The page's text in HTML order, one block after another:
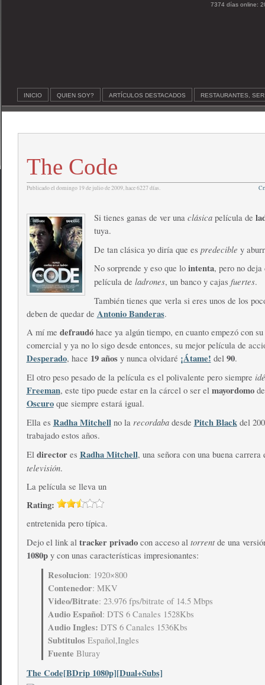
7374 días online:
INICIO QUIEN SOY? ARTÍCULOS DESTACADOS RESTAURANTES,
The Code
Publicado el domingo 19 de julio de 2009, hace 6227 días.
Si tienes ganas de ver una clásica película de
tuya.
De tan clásica yo diría que es predecible y
No sorprende y eso que lo intenta, pero no deja
película de ladrones, un banco y cajas fuertes.
También tienes que verla si eres unos de los
deben de quedar de Antonio Banderas.
A mí me defraudó hace ya algún tiempo, en cuanto empezó con
comercial y ya no lo sigo desde entonces, su mejor película de
Desperado, hace 19 añosy nunca olvidaré ¡Átame! del 90.
El otro peso pesado de la película es el polivalente pero siempre
Freeman, este tipo puede estar en la cárcel o ser el mayordomo
Oscuroque siempre estará igual.
Ella es Radha Mitchellno la recordaba desde Pitch Blackdel
trabajado estos años.
El director es Radha Mitchell, una señora con una buena carrera
televisión.
La película se lleva un
Rating:
entretenida pero típica.
Dejo el link al tracker privadocon acceso al torrent de una
1080py con unas características impresionantes:
Resolucion: 1920×800
Contenedor: MKV
Video/Bitrate: 23.976 fps/bitrate of 14.5 Mbps
Audio Español: DTS 6 Canales 1528Kbs
Audio Ingles: DTS 6 Canales 1536Kbs
Subtitulos Español,Ingles
Fuente Bluray
The Code[BDrip 1080p][Dual+Subs]